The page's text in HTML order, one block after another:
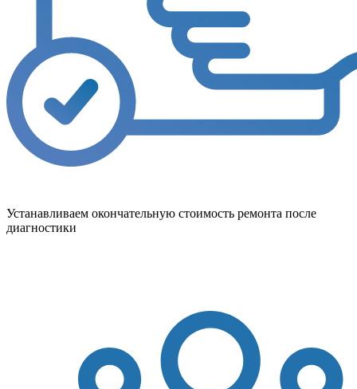
Устанавливаем окончательную стоимость ремонта после
диагностики